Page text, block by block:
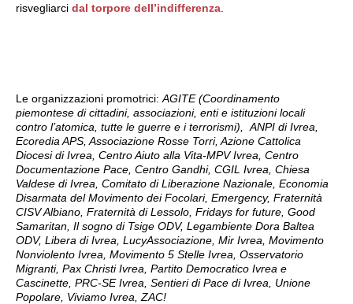
risvegliarci dal torpore dell’indifferenza
Le organizzazioni promotrici: AGITE (Coordinamento
piemontese di cittadini, associazioni, enti e istituzioni locali
contro l’atomica, tutte le guerre e i terrorismi), ANPI di Ivrea,
Ecoredia APS, Associazione Rosse Torri, Azione Cattolica
Diocesi di Ivrea, Centro Aiuto alla Vita-MPV Ivrea, Centro
Documentazione Pace, Centro Gandhi, CGIL Ivrea, Chiesa
Valdese di Ivrea, Comitato di Liberazione Nazionale, Economia
Disarmata del Movimento dei Focolari, Emergency, Fraternità
CISV Albiano, Fraternità di Lessolo, Fridays for future, Good
Samaritan, Il sogno di Tsige ODV, Legambiente Dora Baltea
ODV, Libera di Ivrea, LucyAssociazione, Mir Ivrea, Movimento
Nonviolento Ivrea, Movimento 5 Stelle Ivrea, Osservatorio
Migranti, Pax Christi Ivrea, Partito Democratico Ivrea e
Cascinette, PRC-SE Ivrea, Sentieri di Pace di Ivrea, Unione
Popolare, Viviamo Ivrea, ZAC!